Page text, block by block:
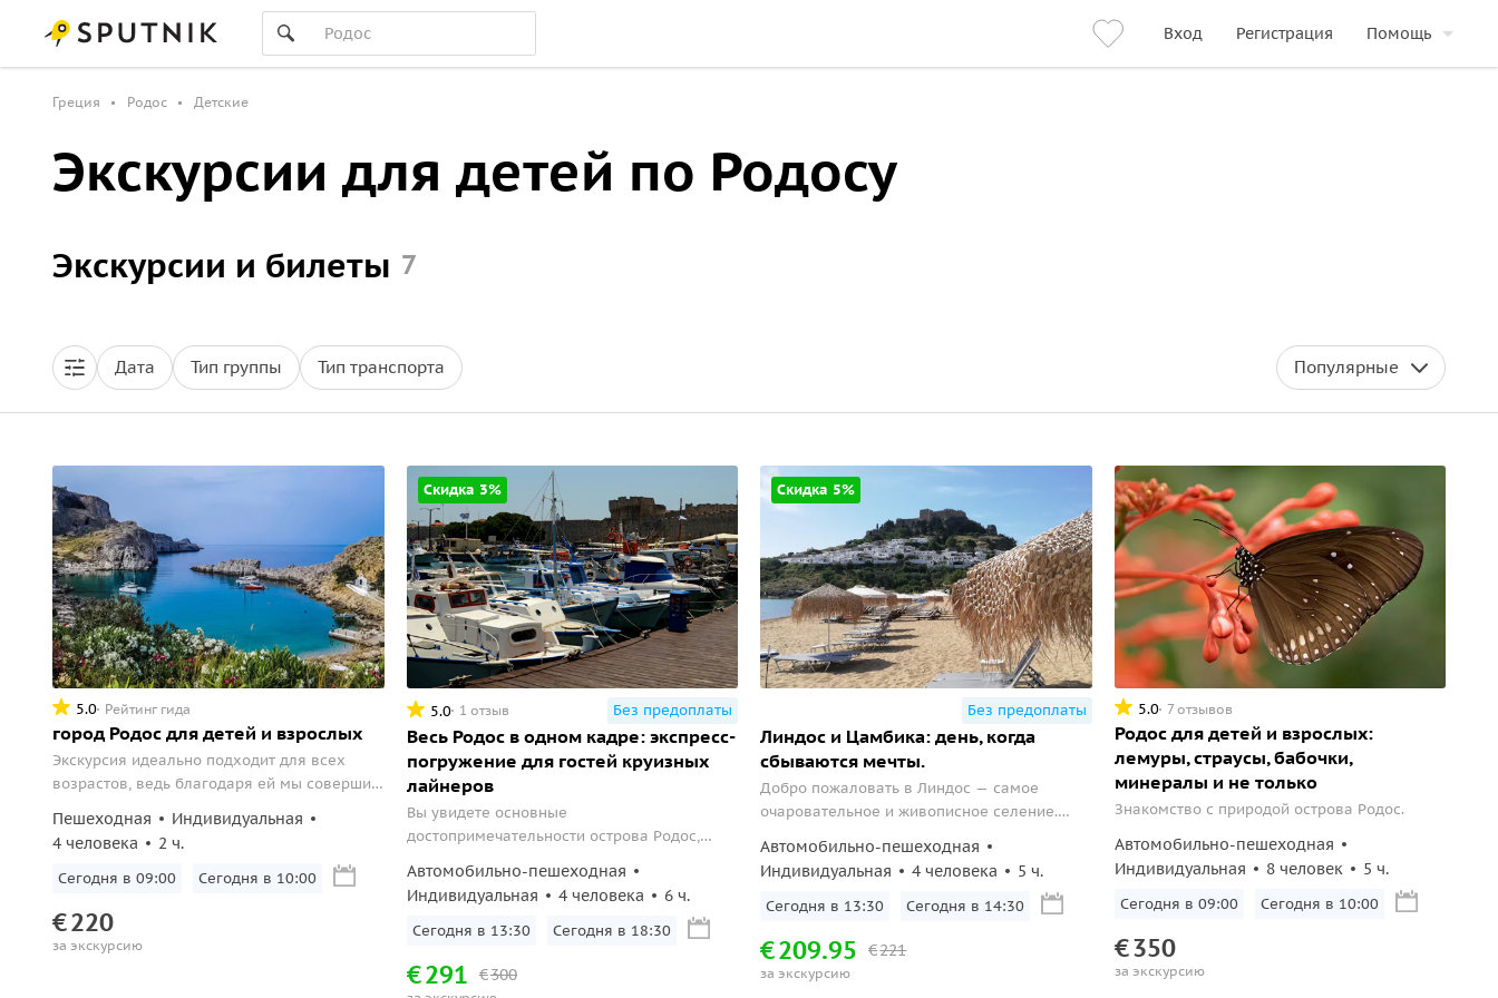
Вход Регистрация Помощь
Греция Родос Детские
Экскурсии для детей по Родосу
Экскурсии и билеты 7
Дата Тип группы Тип транспорта Популярные
5.0 Рейтинг гида
город Родос для детей и взрослых
Экскурсия идеально подходит для всех
возрастов, ведь благодаря ей мы совершим
Греции.
Пешеходная
Индивидуальная
4 человека
2 ч.
Сегодня в 09:00 Сегодня в 10:00
€220
за экскурсию
Скидка 3%
5.0 1 отзыв Без предоплаты
Весь Родос в одном кадре: экспресс-
погружение для гостей круизных
лайнеров
Вы увидете основные
достопримечательности острова Родос,
мифами этого острова, а также мы с вами
устроим мини-фотосессию. Даже если вы
уже бывали на Родосе, вас впечатлит эта
Автомобильно-пешеходная
Индивидуальная
4 человека 6 ч.
Сегодня в 13:30 Сегодня в 18:30
€300
€291
Скидка 5%
Без предоплаты
Линдос и Цамбика: день, когда
сбываются мечты.
Добро пожаловать в Линдос — самое
очаровательное и живописное селение.
колорит и дух различных эпох древности
Автомобильно-пешеходная
Индивидуальная
4 человека 5 ч.
Сегодня в 13:30 Сегодня в 14:30
€221
€209.95
за экскурсию
5.0 7 отзывов
Родос для детей и взрослых:
лемуры, страусы, бабочки,
минералы и не только
Знакомство с природой острова Родос.
Автомобильно-пешеходная
Индивидуальная
8 человек 5 ч.
Сегодня в 09:00 Сегодня в 10:00
€350
за экскурсию